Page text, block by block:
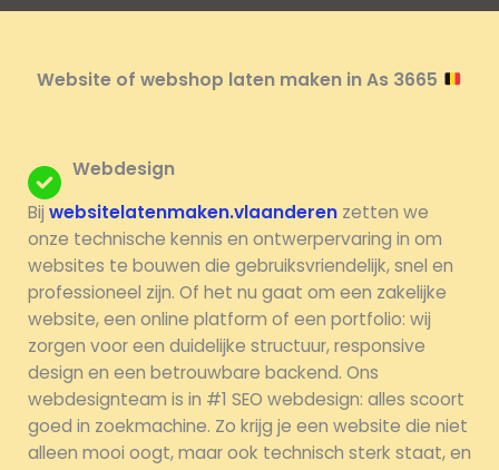
Website of webshop laten maken in As 3665
Webdesign
Bij websitelatenmaken.vlaanderen zetten we
onze technische kennis en ontwerpervaring in om
websites te bouwen die gebruiksvriendelijk, snel en
professioneel zijn. Of het nu gaat om een zakelijke
website, een online platform of een portfolio: wij
zorgen voor een duidelijke structuur, responsive
design en een betrouwbare backend. Ons
webdesignteam is in #1 SEO webdesign: alles scoort
goed in zoekmachine. Zo krijg je een website die niet
alleen mooi oogt, maar ook technisch sterk staat, en